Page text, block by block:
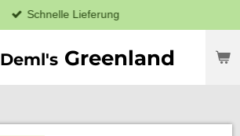
Deml's Greenland
Schnelle Lieferung